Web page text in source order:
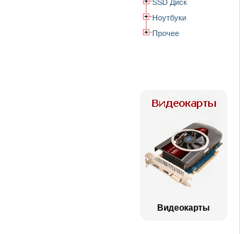
SSD Диск
Ноутбуки
Прочее
Видеокарты